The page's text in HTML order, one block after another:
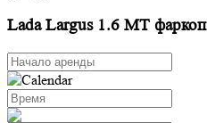
Lada Largus 1.6 MT фаркоп